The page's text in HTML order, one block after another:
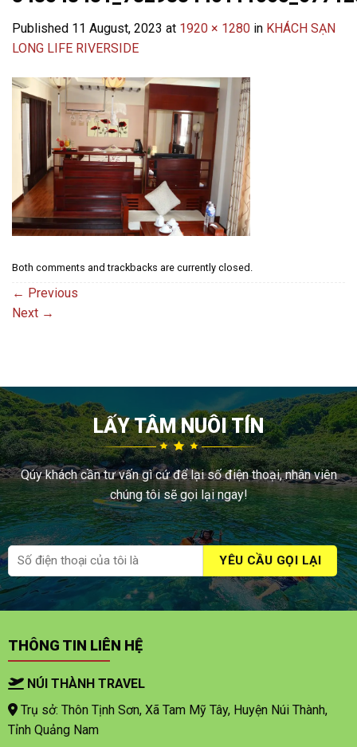
Published 11 August, 2023 at 1920 × 1280 in KHÁCH SẠN
LONG LIFE RIVERSIDE
Both comments and trackbacks are currently closed.
← Previous
Next →
LẤY TÂM NUÔI TÍN
Qúy khách cần tư vấn gì cứ để lại số điện thoại, nhân viên
chúng tôi sẽ gọi lại ngay!
THÔNG TIN LIÊN HỆ
NÚI THÀNH TRAVEL
Trụ sở: Thôn Tịnh Sơn, Xã Tam Mỹ Tây, Huyện Núi Thành,
Tỉnh Quảng Nam